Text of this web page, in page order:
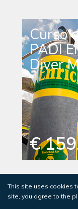
Curso
PADI
Diver
€
This site uses cookies
site, you agree to the